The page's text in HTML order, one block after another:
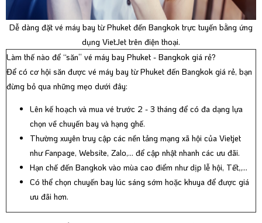
Dễ dàng đặt vé máy bay từ Phuket đến Bangkok trực tuyến bằng ứng
dụng VietJet trên điện thoại.
Làm thế nào để “săn” vé máy bay Phuket - Bangkok giá rẻ?
Để có cơ hội săn được vé máy bay từ Phuket đến Bangkok giá rẻ, bạn
đừng bỏ qua những mẹo dưới đây:
Lên kế hoạch và mua vé trước 2 - 3 tháng để có đa dạng lựa
chọn về chuyến bay và hạng ghế.
Thường xuyên truy cập các nền tảng mạng xã hội của Vietjet
như Fanpage, Website, Zalo,... để cập nhật nhanh các ưu đãi.
Hạn chế đến Bangkok vào mùa cao điểm như dịp lễ hội, Tết,,...
Có thể chọn chuyến bay lúc sáng sớm hoặc khuya để được giá
ưu đãi hơn.